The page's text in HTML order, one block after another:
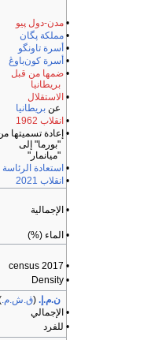
•مدن-دول پيو
•مملكة پگان
• أسرة تاونگو
• أسرة كون‌باوڠ
•ضمها من قبل
بريطانيا
• الاستقلال
عنبريطانيا
• انقلاب 1962
• إعادة تسميتها
"بورما" إلى
"ميانمار"
• استعادة الرئاسة
• انقلاب 2021
• الإجمالية
• الماء (%)
• 2017 census
• Density
ن.م.إ. (ق.ش.م.
• الإجمالي
• للفرد